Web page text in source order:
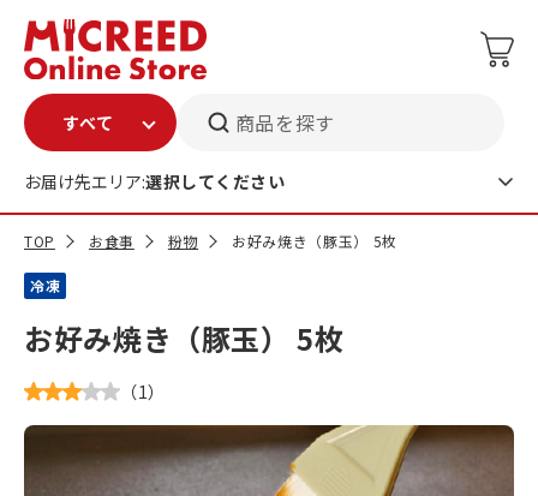
商品を探す
お届け先エリア:選択してください
TOP お食事 粉物 お好み焼き（豚玉） 5枚
冷凍
お好み焼き（豚玉） 5枚
（1）